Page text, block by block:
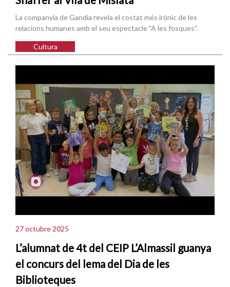
La companyia de Gandia revela el costat més irònic de les
relacions humanes amb el seu espectacle "A les fosques".
Cultura
27 octubre 2025
L’alumnat de 4t del CEIP L’Almassil guanya
el concurs del lema del Dia de les
Biblioteques